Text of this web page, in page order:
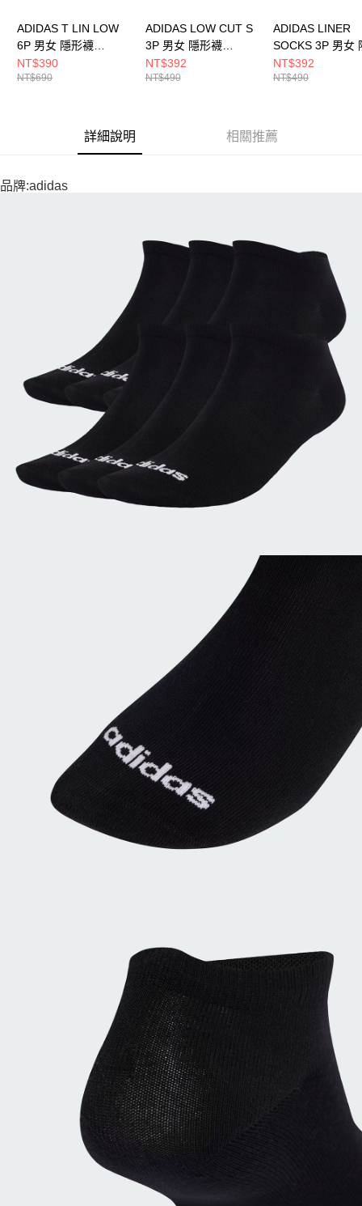
ADIDAS T LIN LOW
6P 男女 隱形襪
JL6123
NT$390
NT$690
ADIDAS LOW CUT S
3P 男女 隱形襪
JV7442
NT$392
NT$490
ADIDAS LINER
SOCKS 3P 男女
襪 JV7399
NT$392
NT$490
詳細說明 相關推薦
品牌:adidas